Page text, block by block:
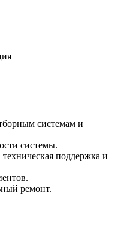
системам и
системы.
поддержка и
ремонт.